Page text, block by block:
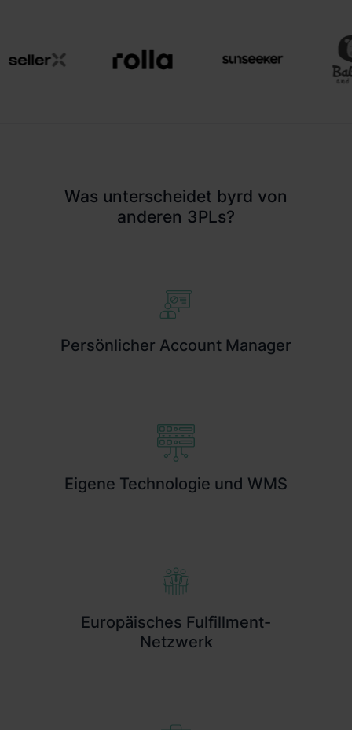
Was unterscheidet byrd von
anderen 3PLs?
Persönlicher Account Manager
Eigene Technologie und WMS
Europäisches Fulfillment-
Netzwerk